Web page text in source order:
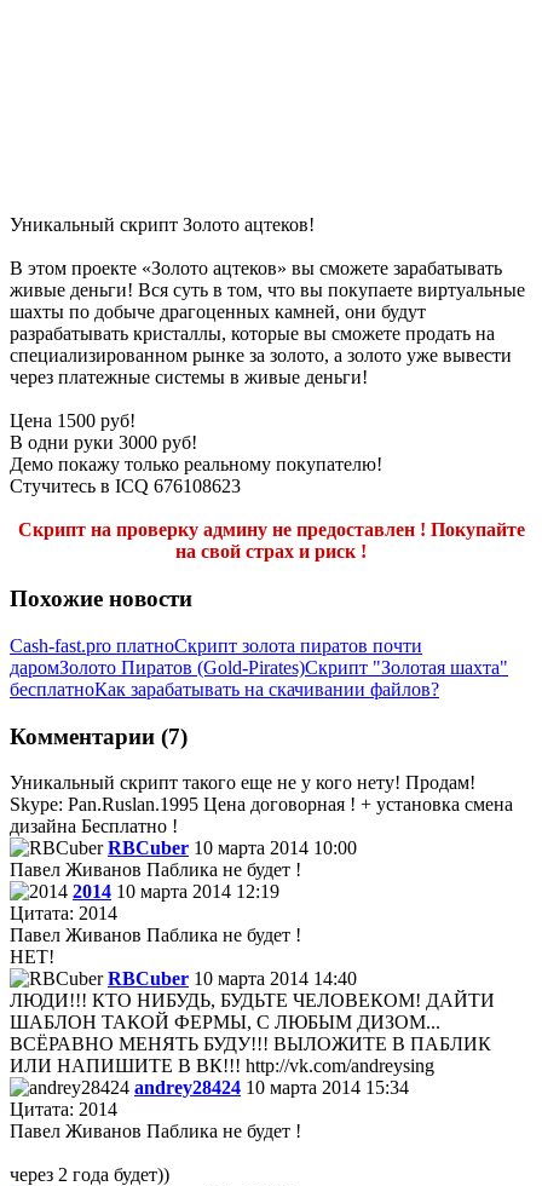
Уникальный скрипт Золото ацтеков!
В этом проекте «Золото ацтеков» вы сможете зарабатывать
живые деньги! Вся суть в том, что вы покупаете виртуальные
шахты по добыче драгоценных камней, они будут
разрабатывать кристаллы, которые вы сможете продать на
специализированном рынке за золото, а золото уже вывести
через платежные системы в живые деньги!
Цена 1500 руб!
В одни руки 3000 руб!
Демо покажу только реальному покупателю!
Стучитесь в ICQ 676108623
Скрипт на проверку админу не предоставлен ! Покупайте
на свой страх и риск !
Похожие новости
Cash-fast.pro платноСкрипт золота пиратов почти
даромЗолото Пиратов (Gold-Pirates)Скрипт "Золотая шахта"
бесплатноКак зарабатывать на скачивании файлов?
Комментарии (7)
Уникальный скрипт такого еще не у кого нету! Продам!
Skype: Pan.Ruslan.1995 Цена договорная ! + установка смена
дизайна Бесплатно !
RBCuber 10 марта 2014 10:00
Павел Живанов Паблика не будет !
2014 10 марта 2014 12:19
Цитата: 2014
Павел Живанов Паблика не будет !
НЕТ!
RBCuber 10 марта 2014 14:40
ЛЮДИ!!! КТО НИБУДЬ, БУДЬТЕ ЧЕЛОВЕКОМ! ДАЙТИ
ШАБЛОН ТАКОЙ ФЕРМЫ, С ЛЮБЫМ ДИЗОМ...
ВСЁРАВНО МЕНЯТЬ БУДУ!!! ВЫЛОЖИТЕ В ПАБЛИК
ИЛИ НАПИШИТЕ В ВК!!! http://vk.com/andreysing
andrey28424 10 марта 2014 15:34
Цитата: 2014
Павел Живанов Паблика не будет !
через 2 года будет))